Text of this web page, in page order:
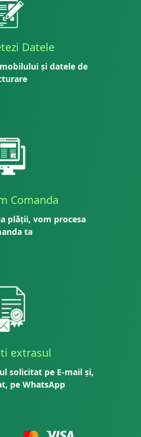
Datele
și datele de
Comanda
plății, vom procesa
ta
extrasul
solicitat pe E-mail și,
pe WhatsApp